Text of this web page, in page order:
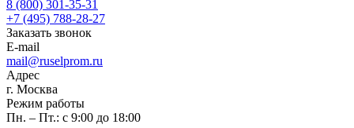
8 (800) 301-35-31
+7 (495) 788-28-27
Заказать звонок
E-mail
mail@ruselprom.ru
Адрес
г. Москва
Режим работы
Пн. – Пт.: с 9:00 до 18:00